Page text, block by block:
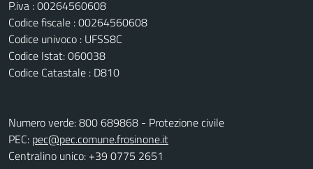
P.iva : 00264560608
Codice fiscale : 00264560608
Codice univoco : UFSS8C
Codice Istat: 060038
Codice Catastale : D810
Numero verde: 800 689868 - Protezione civile
PEC: pec@pec.comune.frosinone.it
Centralino unico: +39 0775 2651